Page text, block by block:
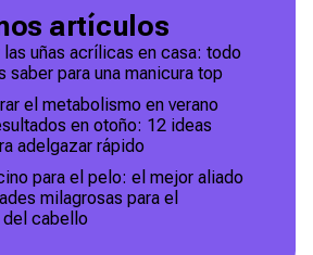
artículos
uñas acrílicas en casa: todo
saber para una manicura top
el metabolismo en verano
en otoño: 12 ideas
adelgazar rápido
para el pelo: el mejor aliado
milagrosas para el
cabello